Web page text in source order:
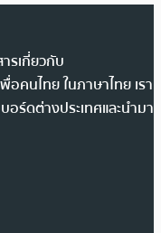
รเกี่ยวกับ
อคนไทย ในภาษาไทย เรา
อร์ดต่างประเทศและนำมา